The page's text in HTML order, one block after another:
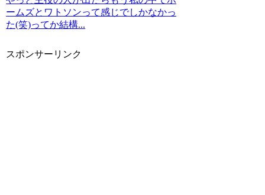
ームズとワトソンって感じでしかなかっ
た(笑)ってか結構...
スポンサーリンク